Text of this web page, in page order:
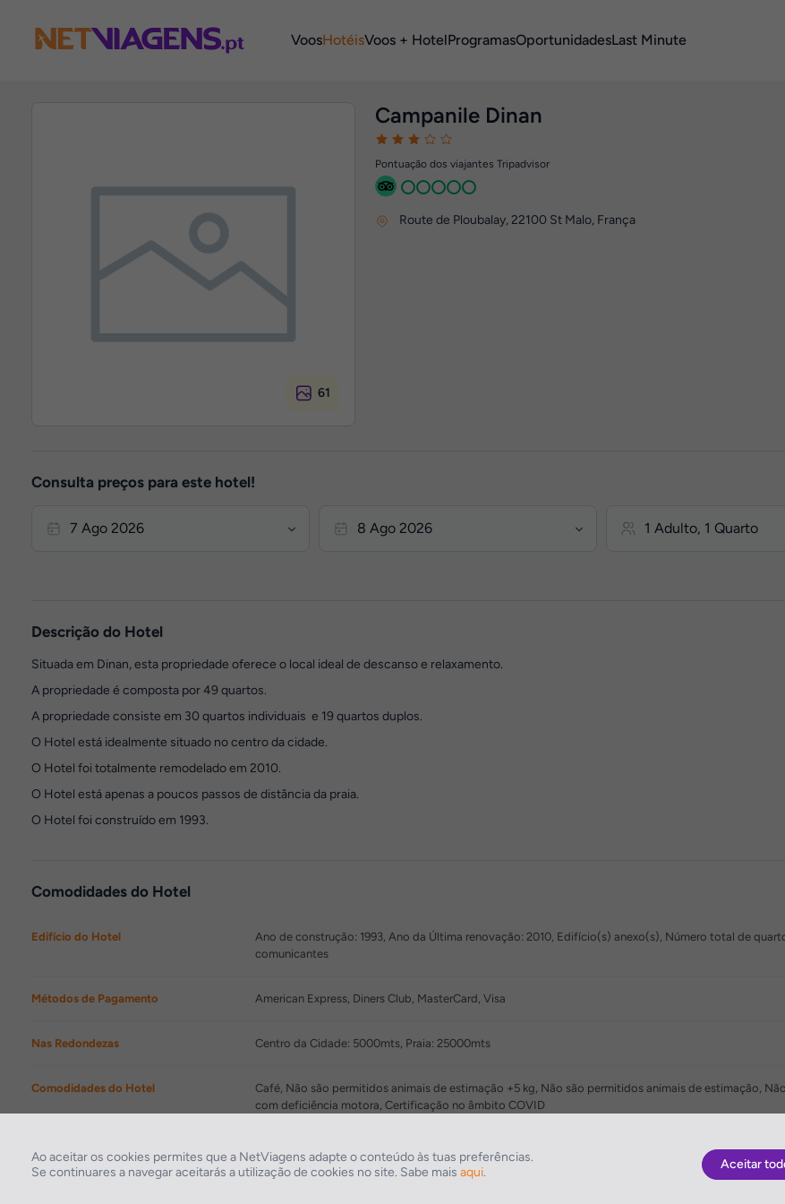
VoosHotéisVoos + HotelProgramasOportunidadesLast Minute
61
Campanile Dinan
Pontuação dos viajantes Tripadvisor
Route de Ploubalay, 22100 St Malo, França
Consulta preços para este hotel!
Descrição do Hotel
Situada em Dinan, esta propriedade oferece o local ideal de descanso e relaxamento.
A propriedade é composta por 49 quartos.
A propriedade consiste em 30 quartos individuais e 19 quartos duplos.
O Hotel está idealmente situado no centro da cidade.
O Hotel foi totalmente remodelado em 2010.
O Hotel está apenas a poucos passos de distância da praia.
O Hotel foi construído em 1993.
Comodidades do Hotel
Edifício do Hotel
Ano de construção: 1993, Ano da Última renovação: 2010, Edifício(s) anexo(s), Número total de
comunicantes
Métodos de Pagamento American Express, Diners Club, MasterCard, Visa
Nas Redondezas Centro da Cidade: 5000mts, Praia: 25000mts
Comodidades do Hotel
Café, Não são permitidos animais de estimação +5 kg, Não são permitidos animais de estimação,
com deficiência motora, Certificação no âmbito COVID
Restaurantes/Bares Pequeno-almoço em buffet, Almoço em buffet, Almoço à la carte, Almoço como menu, Jantar em
Ao aceitar os cookies permites que a NetViagens adapte o conteúdo às tuas preferências.
Se continuares a navegar aceitarás a utilização de cookies no site. Sabe mais aqui.
Aceitar